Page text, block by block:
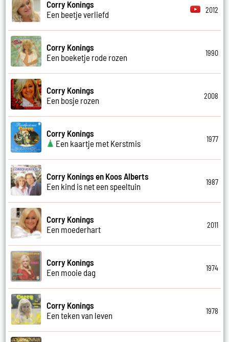
Corry Konings
Een beetje verliefd
2012
Corry Konings
Een boeketje rode rozen
1990
Corry Konings
Een bosje rozen
2008
Corry Konings
Een kaartje met Kerstmis
1977
Corry Konings en Koos Alberts
Een kind is net een speeltuin
1987
Corry Konings
Een moederhart
2011
Corry Konings
Een mooie dag
1974
Corry Konings
Een teken van leven
1978